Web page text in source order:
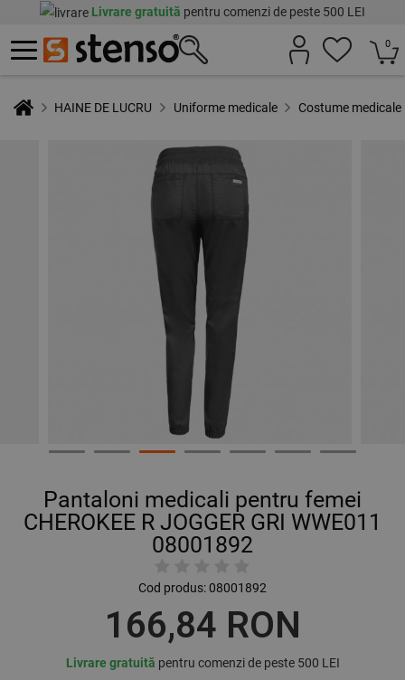
Livrare gratuită pentru comenzi de peste 500 LEI
0
HAINE DE LUCRU Uniforme medicale Costume medicale
Pantaloni medicali pentru femei
CHEROKEE R JOGGER GRI WWE011
08001892
Cod produs:08001892
166,84 RON
Livrare gratuită pentru comenzi de peste 500 LEI